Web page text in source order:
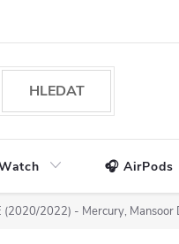
HLEDAT
🎧 AirPods
(2020/2022) - Mercury, Mansoor